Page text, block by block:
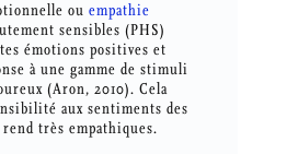
ou empathie
sensibles (PHS)
émotions positives et
à une gamme de stimuli
(Aron, 2010). Cela
aux sentiments des
très empathiques.